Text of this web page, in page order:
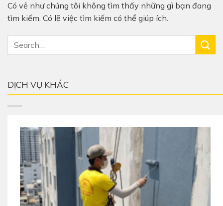
Có vẻ như chúng tôi không tìm thấy những gì bạn đang
tìm kiếm. Có lẽ việc tìm kiếm có thể giúp ích.
DỊCH VỤ KHÁC